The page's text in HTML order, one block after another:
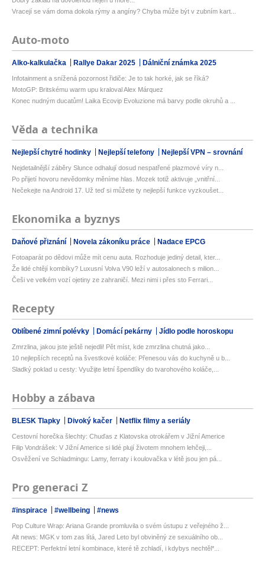
Vracejí se vám doma dokola rýmy a angíny? Chyba může být v zubním kart...
Auto-moto
Alko-kalkulačka Rallye Dakar 2025 Dálniční známka 2025
Infotainment a snížená pozornost řidiče: Je to tak horké, jak se říká?
MotoGP: Britskému warm upu kraloval Alex Márquez
Konec nudným ducatům! Laika Ecovip Evoluzione má barvy podle okruhů a ...
Věda a technika
Nejlepší chytré hodinky Nejlepší telefony Nejlepší VPN – srovnání
Nejdetailnější záběry Slunce odhalují dosud nespatřené plazmové víry n...
Po přijetí hovoru nevědomky měníme hlas. Mozek totiž aktivuje „vnitřní...
Nečekejte na Android 17. Už teď si můžete ty nejlepší funkce vyzkoušet...
Ekonomika a byznys
Daňové přiznání Novela zákoníku práce Nadace EPCG
Fotoaparát po dědovi může mít cenu auta. Rozhoduje jediný detail, kter...
Že lidé chtějí kombíky? Luxusní Volva V90 leží v autosalonech s milion...
Češi ve velkém vozí ojetiny ze zahraničí. Mezi nimi i přes sto Ferrari...
Recepty
Oblíbené zimní polévky Domácí pekárny Jídlo podle horoskopu
Zmrzlina, jakou jste ještě nejedli! Pět míst, kde zmrzlina chutná jako...
10 nejlepších receptů na švestkové koláče: Přenesou vás do kuchyně u b...
Sladký poklad u cesty: Využijte letní špendlíky do tvarohového koláče,...
Hobby a zábava
BLESK Tlapky Divoký kačer Netflix filmy a seriály
Cestovní horečka šlechty: Chuďas z Klatovska otrokářem v Jižní Americe
Filip Vondrášek: V Jižní Americe si lidé plují životem mnohem lehčeji,...
Osvěžení ve Schladmingu: Lamy, ferraty i koulovačka v létě jsou jen pá...
Pro generaci Z
#inspirace #wellbeing #news
Pop Culture Wrap: Ariana Grande promluvila o svém ústupu z veřejného ž...
Alt news: MGK v tom zas lítá, Jared Leto byl obviněný ze sexuálního ob...
RECEPT: Perfektní letní kombinace, které tě zchladí, i kdybys nechtěl*...